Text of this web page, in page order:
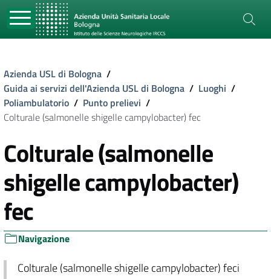
Azienda USL di Bologna /
Guida ai servizi dell'Azienda USL di Bologna / Luoghi /
Poliambulatorio / Punto prelievi /
Colturale (salmonelle shigelle campylobacter) fec
Colturale (salmonelle
shigelle campylobacter)
fec
Navigazione
Colturale (salmonelle shigelle campylobacter) feci